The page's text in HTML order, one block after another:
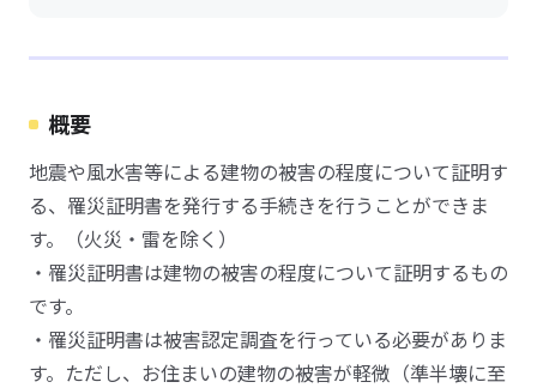
概要
地震や風水害等による建物の被害の程度について証明す
る、罹災証明書を発行する手続きを行うことができま
す。（火災・雷を除く）
・罹災証明書は建物の被害の程度について証明するもの
です。
・罹災証明書は被害認定調査を行っている必要がありま
す。ただし、お住まいの建物の被害が軽微（準半壊に至